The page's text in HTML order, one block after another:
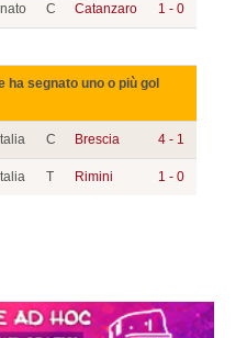
C Catanzaro 1 - 0
segnato uno o più gol
C Brescia 4 - 1
T Rimini 1 - 0